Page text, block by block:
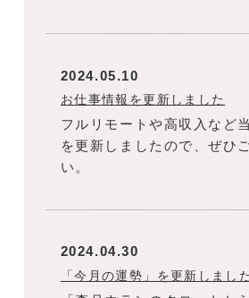
2024.05.10
お仕事情報を更新しました
フルリモートや高収入など
を更新しましたので、ぜひ
い。
2024.04.30
「今月の運勢」を更新しました